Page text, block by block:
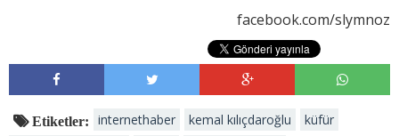
facebook.com/slymnoz
Etiketler: internethaber kemal kılıçdaroğlu
küfür